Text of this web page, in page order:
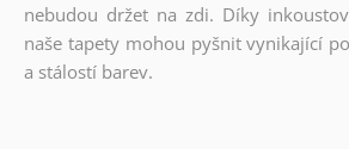
nebudou držet na zdi. Díky
naše tapety mohou pyšnit vynikající
a stálostí barev.